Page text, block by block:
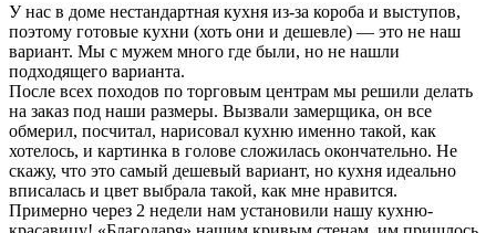
У нас в доме нестандартная кухня из-за короба и выступов,
поэтому готовые кухни (хоть они и дешевле) — это не наш
вариант. Мы с мужем много где были, но не нашли
подходящего варианта.
После всех походов по торговым центрам мы решили делать
на заказ под наши размеры. Вызвали замерщика, он все
обмерил, посчитал, нарисовал кухню именно такой, как
хотелось, и картинка в голове сложилась окончательно. Не
скажу, что это самый дешевый вариант, но кухня идеально
вписалась и цвет выбрала такой, как мне нравится.
Примерно через 2 недели нам установили нашу кухню-